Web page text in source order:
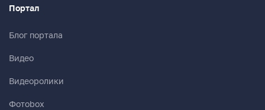
Портал
Блог портала
Видео
Видеоролики
Фотоbox